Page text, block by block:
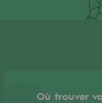
Où trouver